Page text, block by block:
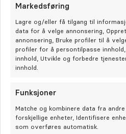
Markedsføring
Lagre og/eller få tilgang til
data for å velge annonsering,
annonsering, Bruke profiler til å
profiler for å persontilpasse
innhold, Utvikle og forbedre
innhold.
Funksjoner
Matche og kombinere data fra andre
forskjellige enheter, Identifisere
som overføres automatisk.
fylling lagt inn i
tannen.
Din tannlege skal erstatte
tannlegen din om, men
borte, pleier vi å anbefale